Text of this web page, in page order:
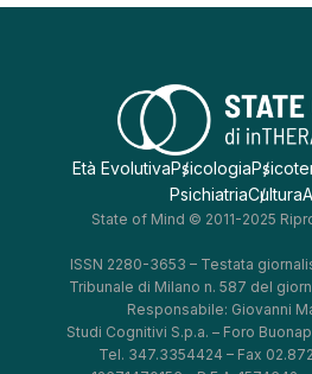
Età EvolutivaPsicologia
PsichiatriaCultura
State of Mind © 2011-2025
ISSN 2280-3653 – Testata
Tribunale di Milano n. 587 del
Responsabile: Giovanni
Studi Cognitivi S.p.a. – Foro
Tel. 347.3354424 – Fax